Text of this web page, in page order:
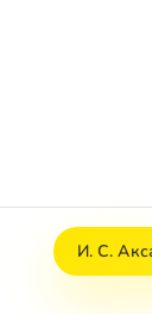
И. С.